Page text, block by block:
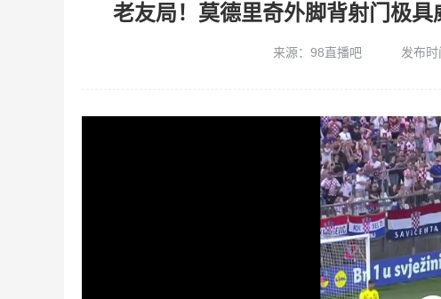
老友局！莫德里奇外脚背射门极
来源：98直播吧 发布